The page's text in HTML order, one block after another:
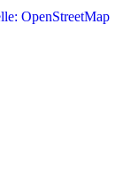
OpenStreetMap